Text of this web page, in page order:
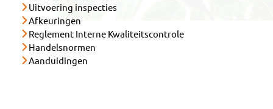
Uitvoering inspecties
Afkeuringen
Reglement Interne Kwaliteitscontrole
Handelsnormen
Aanduidingen